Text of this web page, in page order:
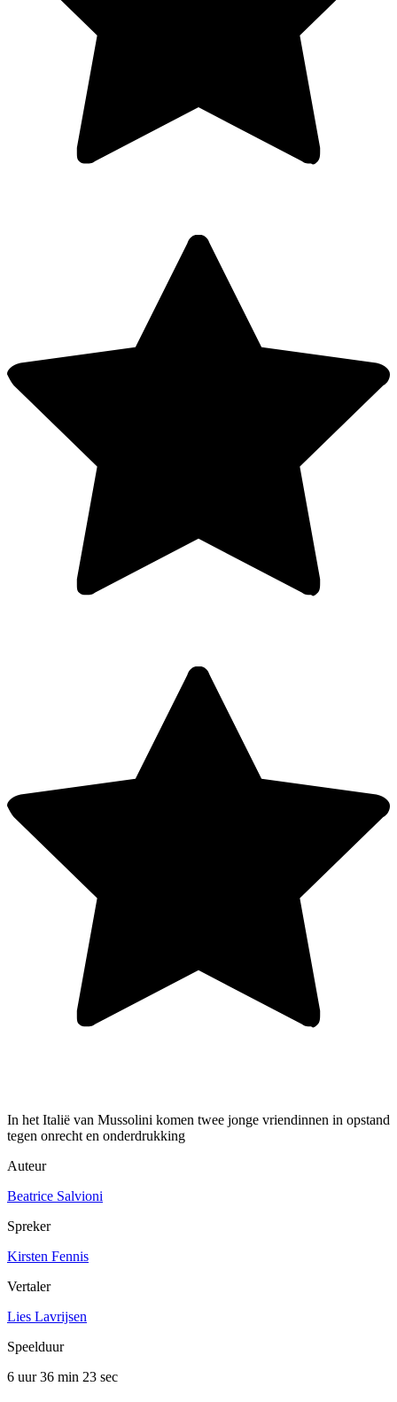
In het Italië van Mussolini komen twee jonge vriendinnen in opstand
tegen onrecht en onderdrukking
Auteur
Beatrice Salvioni
Spreker
Kirsten Fennis
Vertaler
Lies Lavrijsen
Speelduur
6 uur 36 min 23 sec